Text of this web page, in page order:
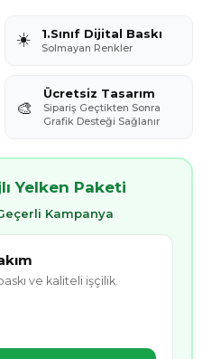
☀️ 1.Sınıf Dijital Baskı
Solmayan Renkler
🎨
Ücretsiz Tasarım
Sipariş Geçtikten Sonra
Grafik Desteği Sağlanır
Yelken Paketi
Kampanya
ve kaliteli işçilik.